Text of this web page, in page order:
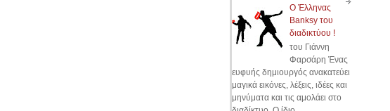
Ο Έλληνας
Banksy του
διαδικτύου !
του Γιάννη
Φαρσάρη Ένας
ευφυής δημιουργός ανακατεύει
μαγικά εικόνες, λέξεις, ιδέες και
μηνύματα και τις αμολάει στο